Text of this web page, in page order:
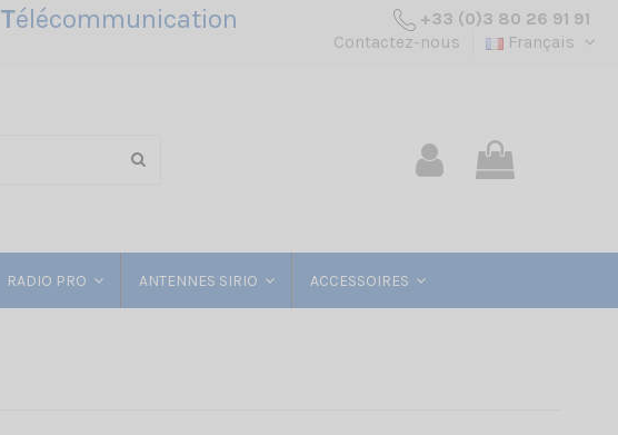
Télécommunication
+33 (0)3 80 26 91 91
Contactez-nous
Français
RADIO PRO ANTENNES SIRIO ACCESSOIRES